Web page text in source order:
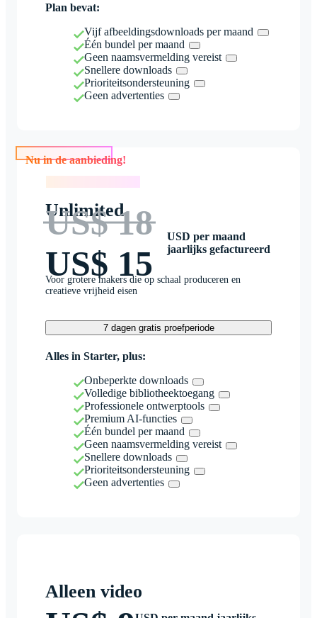
Plan bevat:
Vijf afbeeldingsdownloads per maand
Één bundel per maand
Geen naamsvermelding vereist
Snellere downloads
Prioriteitsondersteuning
Geen advertenties
Nu in de aanbieding!
Unlimited
US$ 18
US$ 15
USD per maand
jaarlijks gefactureerd
Voor grotere makers die op schaal produceren en
creatieve vrijheid eisen
7 dagen gratis proefperiode
Alles in Starter, plus:
Onbeperkte downloads
Volledige bibliotheektoegang
Professionele ontwerptools
Premium AI-functies
Één bundel per maand
Geen naamsvermelding vereist
Snellere downloads
Prioriteitsondersteuning
Geen advertenties
Alleen video